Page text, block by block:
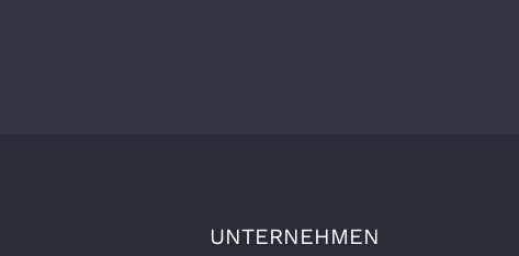
UNTERNEHMEN